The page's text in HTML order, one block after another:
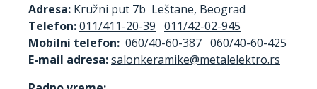
Adresa: Kružni put 7b Leštane, Beograd
Telefon:011/411-20-39 011/42-02-945
Mobilni telefon: 060/40-60-387 060/40-60-425
E-mail adresa: